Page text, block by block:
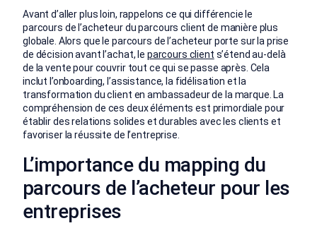
Avant d’aller plus loin, rappelons ce qui différencie le
parcours de l’acheteur du parcours client de manière plus
globale. Alors que le parcours de l’acheteur porte sur la prise
de décision avant l’achat, le parcours client s’étend au-delà
de la vente pour couvrir tout ce qui se passe après. Cela
inclut l’onboarding, l’assistance, la fidélisation et la
transformation du client en ambassadeur de la marque. La
compréhension de ces deux éléments est primordiale pour
établir des relations solides et durables avec les clients et
favoriser la réussite de l’entreprise.
L’importance du mapping du
parcours de l’acheteur pour les
entreprises